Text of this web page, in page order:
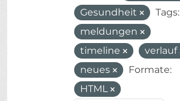
Gesundheit
Tags:
meldungen
timeline
verlauf
neues
Formate:
HTML